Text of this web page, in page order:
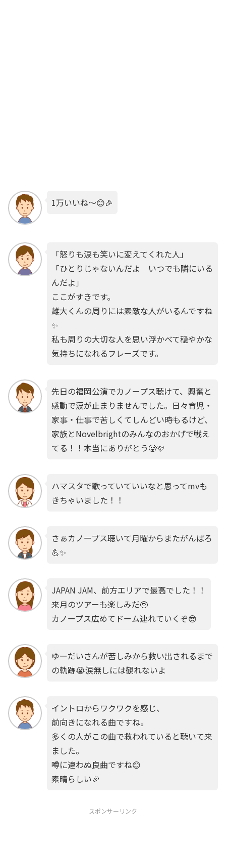
1万いいね〜😊🎉
「怒りも涙も笑いに変えてくれた人」
「ひとりじゃないんだよ いつでも隣にいる
んだよ」
ここがすきです。
雄大くんの周りには素敵な人がいるんですね
✨
私も周りの大切な人を思い浮かべて穏やかな
気持ちになれるフレーズです。
先日の福岡公演でカノープス聴けて、興奮と
感動で涙が止まりませんでした。日々育児・
家事・仕事で苦しくてしんどい時もるけど、
家族とNovelbrightのみんなのおかげで戦え
てる！！本当にありがとう🥲🩷
ハマスタで歌っていていいなと思ってmvも
きちゃいました！！
さぁカノープス聴いて月曜からまたがんばろ
💪️✨️
JAPAN JAM、前方エリアで最高でした！！
来月のツアーも楽しみだ🥹
カノープス広めてドーム連れていくぞ😎
ゆーだいさんが苦しみから救い出されるまで
の軌跡😭涙無しには観れないよ
イントロからワクワクを感じ、
前向きになれる曲ですね。
多くの人がこの曲で救われていると聴いて来
ました。
噂に違わぬ良曲ですね😊
素晴らしい🎉
スポンサーリンク